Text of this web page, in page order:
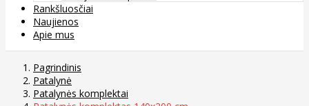
Rankšluosčiai
Naujienos
Apie mus
Pagrindinis
Patalynė
Patalynės komplektai